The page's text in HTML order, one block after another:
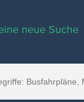
neue Suche